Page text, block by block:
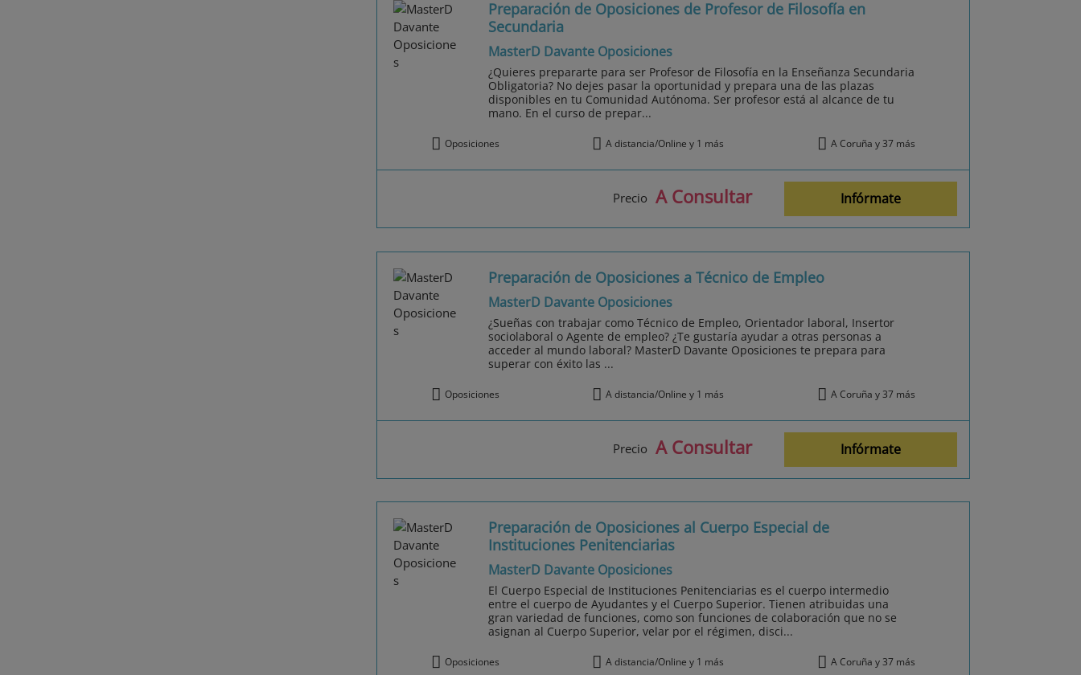
Preparación de Oposiciones de Profesor de Filosofía en
Secundaria
MasterD Davante Oposiciones
¿Quieres prepararte para ser Profesor de Filosofía en la Enseñanza Secundaria
Obligatoria? No dejes pasar la oportunidad y prepara una de las plazas
disponibles en tu Comunidad Autónoma. Ser profesor está al alcance de tu
mano. En el curso de prepar...
Oposiciones A distancia/Online y 1 más A Coruña y 37 más
Precio A Consultar Infórmate
Preparación de Oposiciones a Técnico de Empleo
MasterD Davante Oposiciones
¿Sueñas con trabajar como Técnico de Empleo, Orientador laboral, Insertor
sociolaboral o Agente de empleo? ¿Te gustaría ayudar a otras personas a
acceder al mundo laboral? MasterD Davante Oposiciones te prepara para
superar con éxito las ...
Oposiciones A distancia/Online y 1 más A Coruña y 37 más
Precio A Consultar Infórmate
Preparación de Oposiciones al Cuerpo Especial de
Instituciones Penitenciarias
MasterD Davante Oposiciones
El Cuerpo Especial de Instituciones Penitenciarias es el cuerpo intermedio
entre el cuerpo de Ayudantes y el Cuerpo Superior. Tienen atribuidas una
gran variedad de funciones, como son funciones de colaboración que no se
asignan al Cuerpo Superior, velar por el régimen, disci...
Oposiciones A distancia/Online y 1 más A Coruña y 37 más